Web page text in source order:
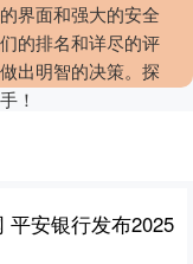
界面和强大的安全
的排名和详尽的评
出明智的决策。探
！
平安银行发布2025